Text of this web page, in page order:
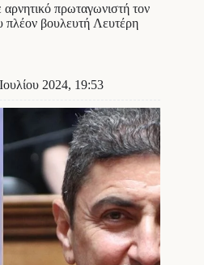
πρωταγωνιστή τον
πλέον βουλευτή Λευτέρη
2024, 19:53